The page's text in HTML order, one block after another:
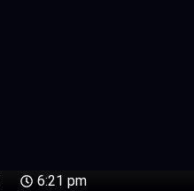
6:21 pm